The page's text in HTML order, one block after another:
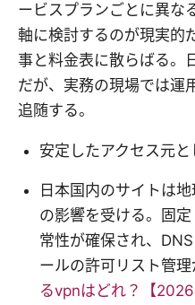
ービスプランごとに異な
軸に検討するのが現実的
事と料金表に散らばる。
だが、実務の現場では運
追随する。
安定したアクセス元
日本国内のサイトは
の影響を受ける。固
常性が確保され、
ールの許可リスト管理
るvpnはどれ？【